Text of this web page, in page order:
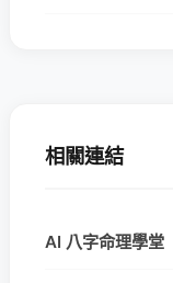
相關連結
AI 八字命理學堂